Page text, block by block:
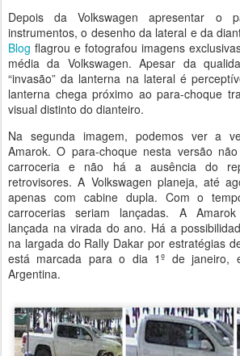
Depois da Volkswagen apresentar o
instrumentos, o desenho da lateral e da
Blog flagrou e fotografou imagens
média da Volkswagen. Apesar da
“invasão” da lanterna na lateral é
lanterna chega próximo ao para-choque
visual distinto do dianteiro.
Na segunda imagem, podemos ver a
Amarok. O para-choque nesta versão
carroceria e não há a ausência do
retrovisores. A Volkswagen planeja, até
apenas com cabine dupla. Com o
carrocerias seriam lançadas. A
lançada na virada do ano. Há a
na largada do Rally Dakar por estratégias
está marcada para o dia 1º de janeiro,
Argentina.